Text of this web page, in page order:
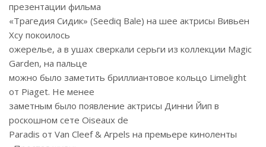
презентации фильма
«Трагедия Сидик» (Seediq Bale) на шее актрисы Вивьен
Хсу покоилось
ожерелье, а в ушах сверкали серьги из коллекции Magic
Garden, на пальце
можно было заметить бриллиантовое кольцо Limelight
от Piaget. Не менее
заметным было появление актрисы Динни Йип в
роскошном сете Oiseaux de
Paradis от Van Cleef & Arpels на премьере киноленты